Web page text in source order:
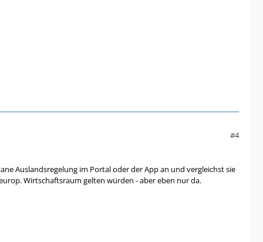
#4
Auslandsregelung im Portal oder der App an und vergleichst sie
Wirtschaftsraum gelten würden - aber eben nur da.